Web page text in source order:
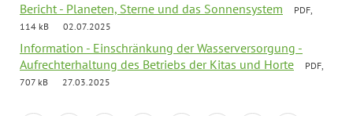
Bericht - Planeten, Sterne und das Sonnensystem
PDF,
114 kB
02.07.2025
Information - Einschränkung der Wasserversorgung -
Aufrechterhaltung des Betriebs der Kitas und Horte
PDF,
707 kB
27.03.2025